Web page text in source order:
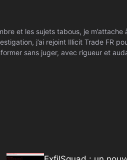
et les sujets tabous, je
j’ai rejoint Illicit Trade FR
sans juger, avec rigueur et